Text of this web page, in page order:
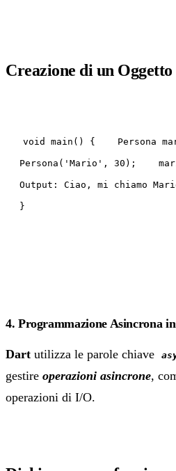
Creazione di un Oggetto
void main() { Persona
Persona('Mario', 30);
Output: Ciao, mi chiamo
}
4. Programmazione Asincrona
Dart utilizza le parole chiave
gestire operazioni asincrone,
operazioni di I/O.